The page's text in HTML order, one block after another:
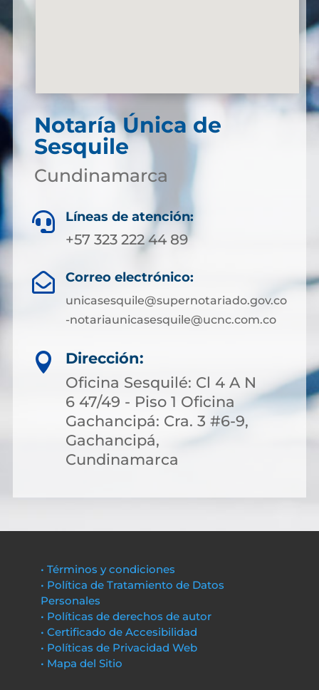
Notaría Única de
Sesquile
Cundinamarca
 Líneas de atención:
+57 323 222 44 89
 Correo electrónico:
unicasesquile@supernotariado.gov.co
-notariaunicasesquile@ucnc.com.co

Dirección:
Oficina Sesquilé: Cl 4 A N
6 47/49 - Piso 1 Oficina
Gachancipá: Cra. 3 #6-9,
Gachancipá,
Cundinamarca
• Términos y condiciones
• Política de Tratamiento de Datos
Personales
• Políticas de derechos de autor
• Certificado de Accesibilidad
• Políticas de Privacidad Web
• Mapa del Sitio